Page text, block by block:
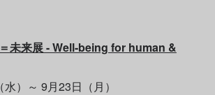
未来展 - Well-being for human &
）～ 9月23日（月）​